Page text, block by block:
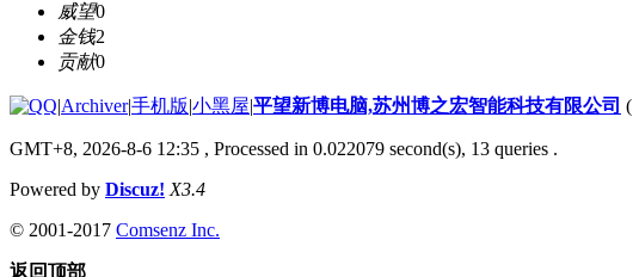
威望0
金钱2
贡献0
|Archiver|手机版|小黑屋|平望新博电脑,苏州博之宏智能科技有限公司 (
GMT+8, 2026-8-6 12:35 , Processed in 0.022079 second(s), 13 queries .
Powered by Discuz! X3.4
© 2001-2017 Comsenz Inc.
返回顶部